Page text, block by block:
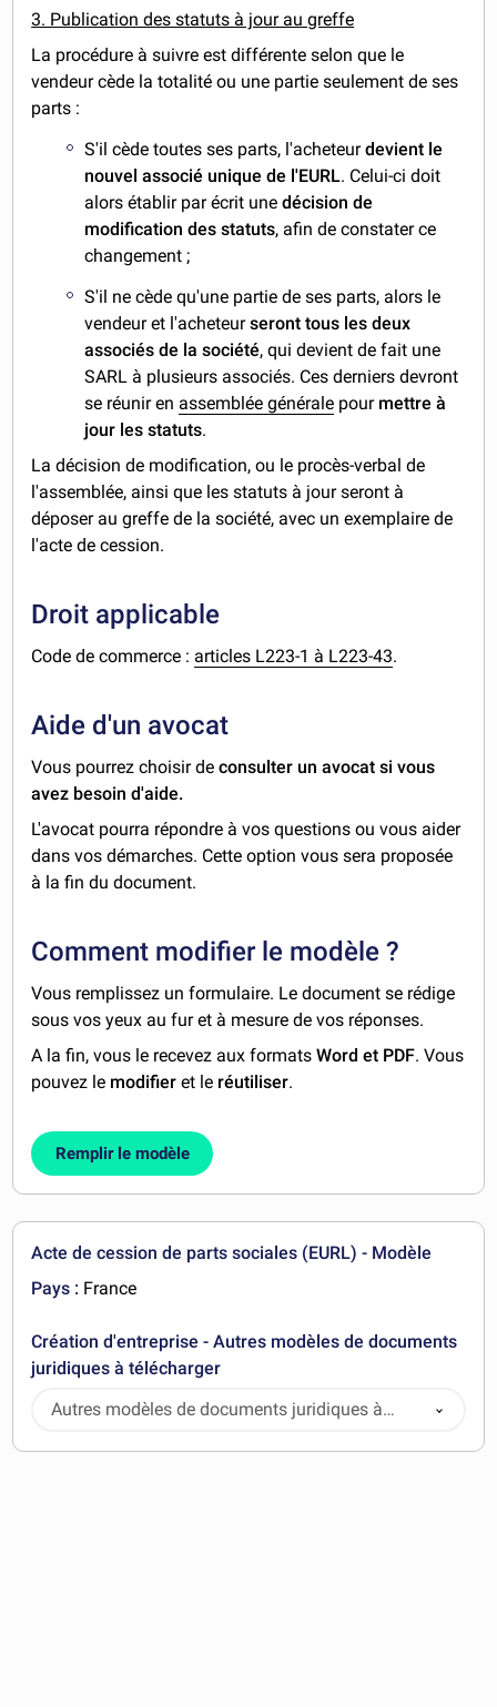
3. Publication des statuts à jour au greffe
La procédure à suivre est différente selon que le
vendeur cède la totalité ou une partie seulement de ses
parts :
S'il cède toutes ses parts, l'acheteurdevient le
nouvel associé unique de l'EURL. Celui-ci doit
alors établir par écrit unedécision de
modification des statuts, afin de constater ce
changement ;
S'il ne cède qu'une partie de ses parts, alors le
vendeur et l'acheteurseront tous les deux
associés de la société, qui devient de fait une
SARL à plusieurs associés. Ces derniers devront
se réunir en assemblée générale pour mettre à
jour les statuts.
La décision de modification, ou le procès-verbal de
l'assemblée, ainsi que les statuts à jour seront à
déposer au greffe de la société, avec un exemplaire de
l'acte de cession.
Droit applicable
Code de commerce : articles L223-1 à L223-43.
Aide d'un avocat
Vous pourrez choisir deconsulter un avocat si vous
avez besoin d'aide.
L'avocat pourra répondre à vos questions ou vous aider
dans vos démarches. Cette option vous sera proposée
à la fin du document.
Comment modifier le modèle ?
Vous remplissez un formulaire. Le document se rédige
sous vos yeux au fur et à mesure de vos réponses.
A la fin, vous le recevez aux formatsWord et PDF. Vous
pouvez le modifier et le réutiliser.
Remplir le modèle
Acte de cession de parts sociales (EURL) - Modèle
Pays : France
Création d'entreprise - Autres modèles de documents
juridiques à télécharger
Autres modèles de documents juridiques à
télécharger